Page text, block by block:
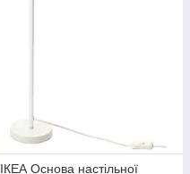
ІКЕА Основа настільної